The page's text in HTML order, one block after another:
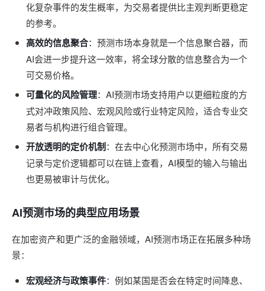
化复杂事件的发生概率，为交易者提供比主观判断更稳定
的参考。
高效的信息聚合：预测市场本身就是一个信息聚合器，而
AI会进一步提升这一效率，将全球分散的信息整合为一个
可交易价格。
可量化的风险管理：AI预测市场支持用户以更细粒度的方
式对冲政策风险、宏观风险或行业特定风险，适合专业交
易者与机构进行组合管理。
开放透明的定价机制：在去中心化预测市场中，所有交易
记录与定价逻辑都可以在链上查看，AI模型的输入与输出
也更易被审计与优化。
AI预测市场的典型应用场景
在加密资产和更广泛的金融领域，AI预测市场正在拓展多种场
景：
宏观经济与政策事件：例如某国是否会在特定时间降息、